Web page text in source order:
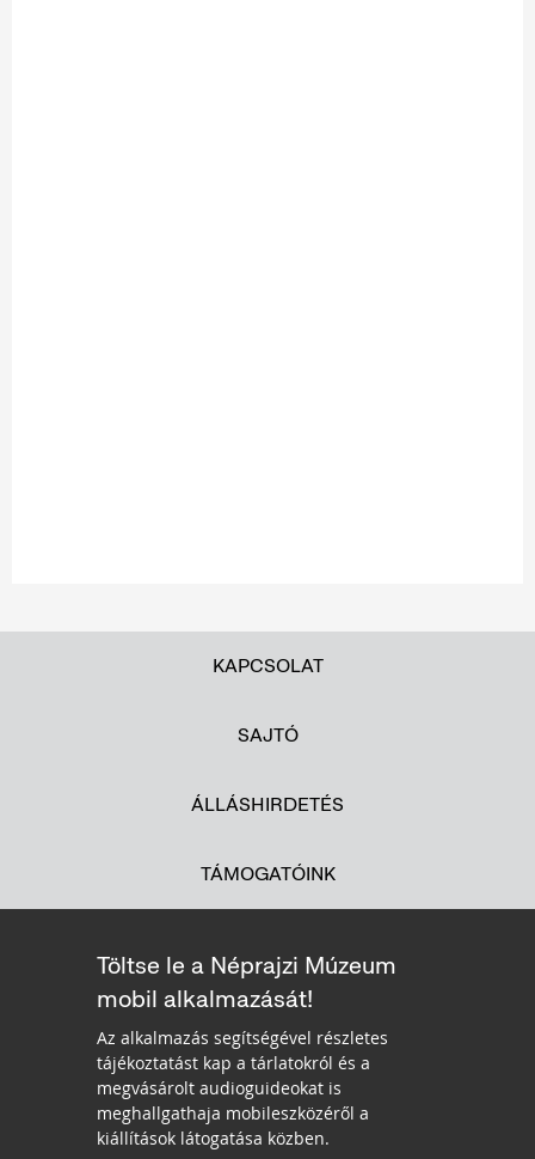
KAPCSOLAT
SAJTÓ
ÁLLÁSHIRDETÉS
TÁMOGATÓINK
Töltse le a Néprajzi Múzeum
mobil alkalmazását!
Az alkalmazás segítségével részletes
tájékoztatást kap a tárlatokról és a
megvásárolt audioguideokat is
meghallgathaja mobileszközéről a
kiállítások látogatása közben.